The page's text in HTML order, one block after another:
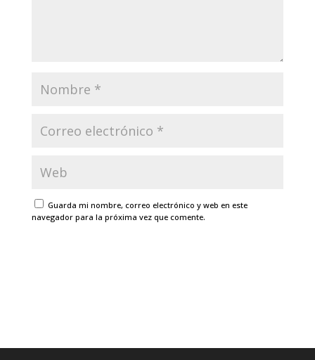
Guarda mi nombre, correo electrónico y web en este
navegador para la próxima vez que comente.